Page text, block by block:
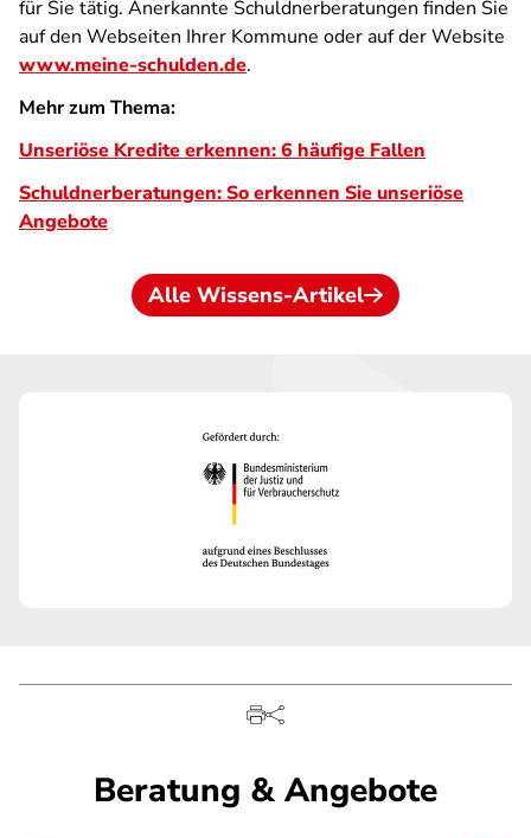
für Sie tätig. Anerkannte Schuldnerberatungen finden Sie
auf den Webseiten Ihrer Kommune oder auf der Website
www.meine-schulden.de.
Mehr zum Thema:
Unseriöse Kredite erkennen: 6 häufige Fallen
Schuldnerberatungen: So erkennen Sie unseriöse
Angebote
Alle Wissens-Artikel
Beratung & Angebote